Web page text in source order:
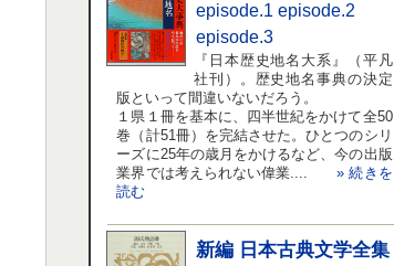
episode.1 episode.2
episode.3
『日本歴史地名大系』（平凡
社刊）。歴史地名事典の決定
版といって間違いないだろう。
１県１冊を基本に、四半世紀をかけて全50
巻（計51冊）を完結させた。ひとつのシリ
ーズに25年の歳月をかけるなど、今の出版
業界では考えられない偉業....» 続きを
読む
新編 日本古典文学全集